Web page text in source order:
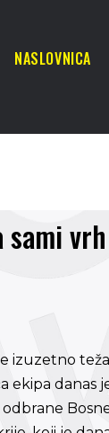
NASLOVNICA
sami
izuzetno
ekipa danas